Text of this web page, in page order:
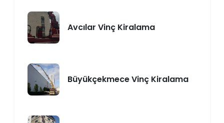
Avcılar Vinç Kiralama
Büyükçekmece Vinç Kiralama